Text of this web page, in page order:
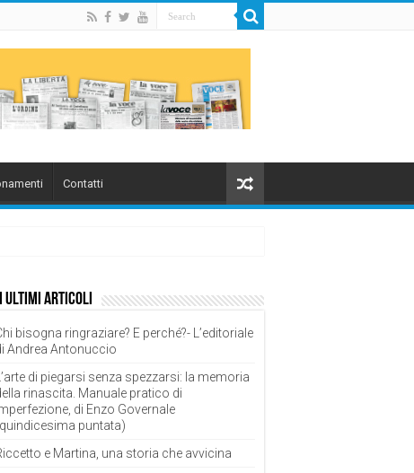
Contatti
(quindicesima puntata)
ultimi articoli
bisogna ringraziare? E perché?- L’editoriale
Andrea Antonuccio
L’arte di piegarsi senza spezzarsi: la memoria
rinascita. Manuale pratico di
di Enzo Governale
puntata)
e Martina, una storia che avvicina